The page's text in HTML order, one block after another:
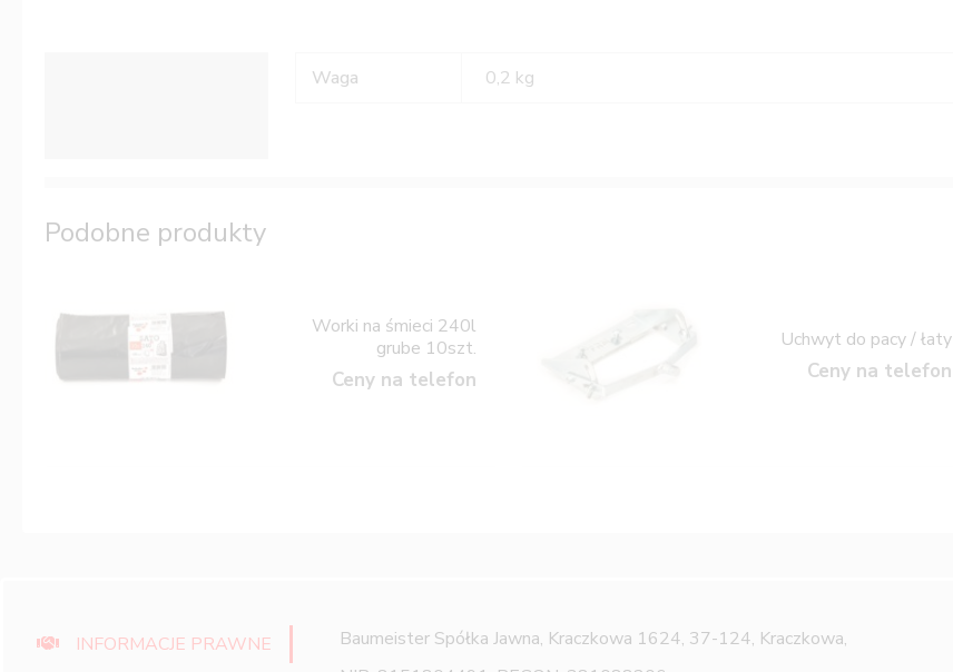
Waga 0,2 kg
Podobne produkty
Worki na śmieci 240l
grube 10szt.
Ceny na telefon
Uchwyt do pacy / łaty
Ceny na telefon
INFORMACJE PRAWNE
Baumeister Spółka Jawna, Kraczkowa 1624, 37-124, Kraczkowa,